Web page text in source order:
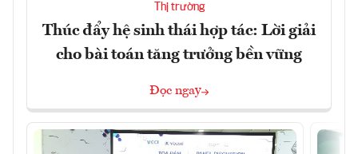
Thị trường
Thúc đẩy hệ sinh thái hợp tác: Lời giải
cho bài toán tăng trưởng bền vững
Đọc ngay